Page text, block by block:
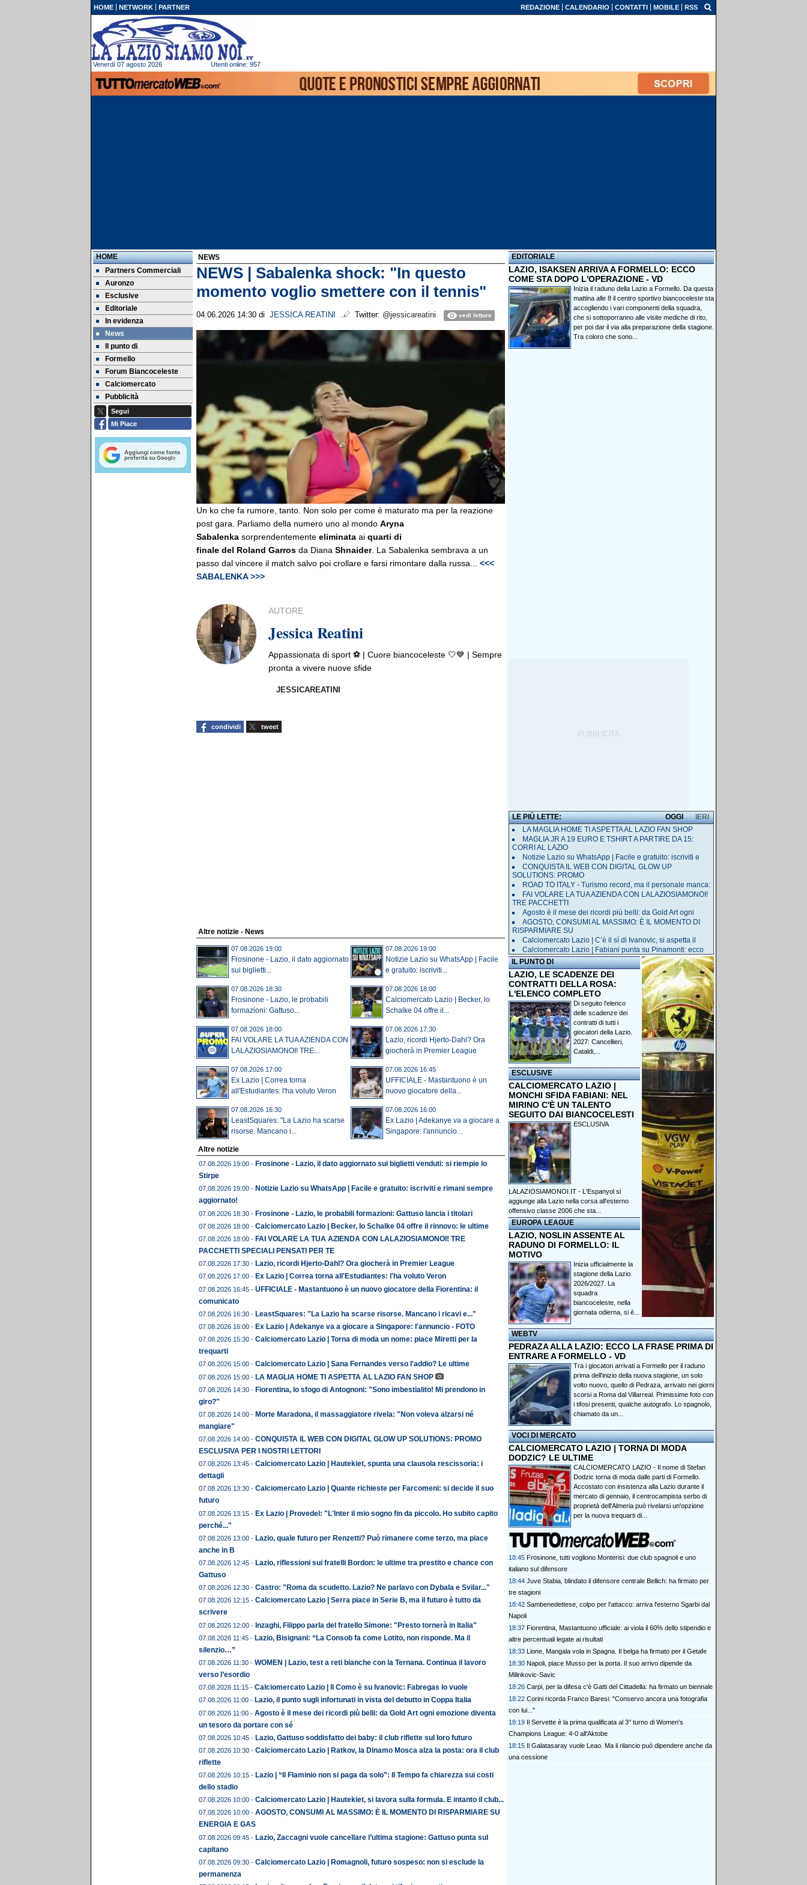
HOME NETWORK PARTNER REDAZIONE CALENDARIO CONTATTI MOBILE RSS
Venerdì 07 agosto 2026 Utenti online: 957
HOME
Partners Commerciali
Auronzo
Esclusive
Editoriale
In evidenza
News
Il punto di
Formello
Forum Biancoceleste
Calciomercato
Pubblicità
Segui
Mi Piace
NEWS
NEWS | Sabalenka shock: "In questo
momento voglio smettere con il tennis"
04.06.2026 14:30 di JESSICA REATINI Twitter: @jessicareatini vedi letture
Un ko che fa rumore, tanto. Non solo per come è maturato ma per la reazione
post gara. Parliamo della numero uno al mondo Aryna
Sabalenka sorprendentemente eliminata ai quarti di
finale del Roland Garros da Diana Shnaider. La Sabalenka sembrava a un
passo dal vincere il match salvo poi crollare e farsi rimontare dalla russa...
<<<
SABALENKA >>>
AUTORE
Jessica Reatini
Appassionata di sport ⚽️ | Cuore biancoceleste 🤍💙 | Sempre
pronta a vivere nuove sfide
JESSICAREATINI
condividi tweet
Altre notizie - News
07.08.2026 19:00
Frosinone - Lazio, il dato aggiornato
sui biglietti...
07.08.2026 19:00
Notizie Lazio su WhatsApp | Facile
e gratuito: iscriviti...
07.08.2026 18:30
Frosinone - Lazio, le probabili
formazioni: Gattuso...
07.08.2026 18:00
Calciomercato Lazio | Becker, lo
Schalke 04 offre il...
07.08.2026 18:00
FAI VOLARE LA TUA AZIENDA CON
LALAZIOSIAMONOI! TRE...
07.08.2026 17:30
Lazio, ricordi Hjerto-Dahl? Ora
giocherà in Premier League
07.08.2026 17:00
Ex Lazio | Correa torna
all'Estudiantes: l'ha voluto Veron
07.08.2026 16:45
UFFICIALE - Mastantuono è un
nuovo giocatore della...
07.08.2026 16:30
LeastSquares: "La Lazio ha scarse
risorse. Mancano i...
07.08.2026 16:00
Ex Lazio | Adekanye va a giocare a
Singapore: l'annuncio...
Altre notizie
07.08.2026 19:00 - Frosinone - Lazio, il dato aggiornato sui biglietti venduti: si riempie lo
Stirpe
07.08.2026 19:00 - Notizie Lazio su WhatsApp | Facile e gratuito: iscriviti e rimani sempre
aggiornato!
07.08.2026 18:30 - Frosinone - Lazio, le probabili formazioni: Gattuso lancia i titolari
07.08.2026 18:00 - Calciomercato Lazio | Becker, lo Schalke 04 offre il rinnovo: le ultime
07.08.2026 18:00 - FAI VOLARE LA TUA AZIENDA CON LALAZIOSIAMONOI! TRE
PACCHETTI SPECIALI PENSATI PER TE
07.08.2026 17:30 - Lazio, ricordi Hjerto-Dahl? Ora giocherà in Premier League
07.08.2026 17:00 - Ex Lazio | Correa torna all'Estudiantes: l'ha voluto Veron
07.08.2026 16:45 - UFFICIALE - Mastantuono è un nuovo giocatore della Fiorentina: il
comunicato
07.08.2026 16:30 - LeastSquares: "La Lazio ha scarse risorse. Mancano i ricavi e..."
07.08.2026 16:00 - Ex Lazio | Adekanye va a giocare a Singapore: l'annuncio - FOTO
07.08.2026 15:30 - Calciomercato Lazio | Torna di moda un nome: piace Miretti per la
trequarti
07.08.2026 15:00 - Calciomercato Lazio | Sana Fernandes verso l'addio? Le ultime
07.08.2026 15:00 - LA MAGLIA HOME TI ASPETTA AL LAZIO FAN SHOP
07.08.2026 14:30 - Fiorentina, lo sfogo di Antognoni: "Sono imbestialito! Mi prendono in
giro?"
07.08.2026 14:00 - Morte Maradona, il massaggiatore rivela: "Non voleva alzarsi né
mangiare"
07.08.2026 14:00 - CONQUISTA IL WEB CON DIGITAL GLOW UP SOLUTIONS: PROMO
ESCLUSIVA PER I NOSTRI LETTORI
07.08.2026 13:45 - Calciomercato Lazio | Hautekiet, spunta una clausola rescissoria: i
dettagli
07.08.2026 13:30 - Calciomercato Lazio | Quante richieste per Farcomeni: si decide il suo
futuro
07.08.2026 13:15 - Ex Lazio | Provedel: "L'Inter il mio sogno fin da piccolo. Ho subito capito
perché..."
07.08.2026 13:00 - Lazio, quale futuro per Renzetti? Può rimanere come terzo, ma piace
anche in B
07.08.2026 12:45 - Lazio, riflessioni sui fratelli Bordon: le ultime tra prestito e chance con
Gattuso
07.08.2026 12:30 - Castro: "Roma da scudetto. Lazio? Ne parlavo con Dybala e Svilar..."
07.08.2026 12:15 - Calciomercato Lazio | Serra piace in Serie B, ma il futuro è tutto da
scrivere
07.08.2026 12:00 - Inzaghi, Filippo parla del fratello Simone: "Presto tornerà in Italia"
07.08.2026 11:45 - Lazio, Bisignani: “La Consob fa come Lotito, non risponde. Ma il
silenzio…”
07.08.2026 11:30 - WOMEN | Lazio, test a reti bianche con la Ternana. Continua il lavoro
verso l’esordio
07.08.2026 11:15 - Calciomercato Lazio | Il Como è su Ivanovic: Fabregas lo vuole
07.08.2026 11:00 - Lazio, il punto sugli infortunati in vista del debutto in Coppa Italia
07.08.2026 11:00 - Agosto è il mese dei ricordi più belli: da Gold Art ogni emozione diventa
un tesoro da portare con sé
07.08.2026 10:45 - Lazio, Gattuso soddisfatto dei baby: il club riflette sul loro futuro
07.08.2026 10:30 - Calciomercato Lazio | Ratkov, la Dinamo Mosca alza la posta: ora il club
riflette
07.08.2026 10:15 - Lazio | “Il Flaminio non si paga da solo”: Il Tempo fa chiarezza sui costi
dello stadio
07.08.2026 10:00 - Calciomercato Lazio | Hautekiet, si lavora sulla formula. E intanto il club...
07.08.2026 10:00 - AGOSTO, CONSUMI AL MASSIMO: È IL MOMENTO DI RISPARMIARE SU
ENERGIA E GAS
07.08.2026 09:45 - Lazio, Zaccagni vuole cancellare l’ultima stagione: Gattuso punta sul
capitano
07.08.2026 09:30 - Calciomercato Lazio | Romagnoli, futuro sospeso: non si esclude la
permanenza
EDITORIALE
LAZIO, ISAKSEN ARRIVA A FORMELLO: ECCO
COME STA DOPO L'OPERAZIONE - VD
Inizia il raduno della Lazio a Formello. Da questa
mattina alle 8 il centro sportivo biancoceleste sta
accogliendo i vari componenti della squadra,
che si sottoporranno alle visite mediche di rito,
per poi dar il via alla preparazione della stagione.
Tra coloro che sono...
LE PIÙ LETTE: IERI
OGGI
LA MAGLIA HOME TI ASPETTA AL LAZIO FAN SHOP
MAGLIA JR A 19 EURO E TSHIRT A PARTIRE DA 15:
CORRI AL LAZIO
Notizie Lazio su WhatsApp | Facile e gratuito: iscriviti e
CONQUISTA IL WEB CON DIGITAL GLOW UP
SOLUTIONS: PROMO
ROAD TO ITALY - Turismo record, ma il personale manca:
FAI VOLARE LA TUA AZIENDA CON LALAZIOSIAMONOI!
TRE PACCHETTI
Agosto è il mese dei ricordi più belli: da Gold Art ogni
AGOSTO, CONSUMI AL MASSIMO: È IL MOMENTO DI
RISPARMIARE SU
Calciomercato Lazio | C’è il sì di Ivanovic, si aspetta il
Calciomercato Lazio | Fabiani punta su Pinamonti: ecco
IL PUNTO DI
LAZIO, LE SCADENZE DEI
CONTRATTI DELLA ROSA:
L'ELENCO COMPLETO
Di seguito l'elenco
delle scadenze dei
contratti di tutti i
giocatori della Lazio.
2027: Cancellieri,
Cataldi,...
ESCLUSIVE
CALCIOMERCATO LAZIO |
MONCHI SFIDA FABIANI: NEL
MIRINO C'È UN TALENTO
SEGUITO DAI BIANCOCELESTI
ESCLUSIVA
LALAZIOSIAMONOI.IT - L'Espanyol si
aggiunge alla Lazio nella corsa all'esterno
offensivo classe 2006 che sta...
EUROPA LEAGUE
LAZIO, NOSLIN ASSENTE AL
RADUNO DI FORMELLO: IL
MOTIVO
Inizia ufficialmente la
stagione della Lazio
2026/2027. La
squadra
biancoceleste, nella
giornata odierna, si è...
WEBTV
PEDRAZA ALLA LAZIO: ECCO LA FRASE PRIMA DI
ENTRARE A FORMELLO - VD
Tra i giocatori arrivati a Formello per il raduno
prima dell'inizio della nuova stagione, un solo
volto nuovo, quello di Pedraza, arrivato nei giorni
scorsi a Roma dal Villarreal. Primissime foto con
i tifosi presenti, qualche autografo. Lo spagnolo,
chiamato da un...
VOCI DI MERCATO
CALCIOMERCATO LAZIO | TORNA DI MODA
DODZIC? LE ULTIME
CALCIOMERCATO LAZIO - Il nome di Stefan
Dodzic torna di moda dalle parti di Formello.
Accostato con insistenza alla Lazio durante il
mercato di gennaio, il centrocampista serbo di
proprietà dell'Almeria può rivelarsi un'opzione
per la nuova trequarti di...
18:45 Frosinone, tutti vogliono Monterisi: due club spagnoli e uno
italiano sul difensore
18:44 Juve Stabia, blindato il difensore centrale Bellich: ha firmato per
tre stagioni
18:42 Sambenedettese, colpo per l'attacco: arriva l'esterno Sgarbi dal
Napoli
18:37 Fiorentina, Mastantuono ufficiale: ai viola il 60% dello stipendio e
altre percentuali legate ai risultati
18:33 Lione, Mangala vola in Spagna. Il belga ha firmato per il Getafe
18:30 Napoli, piace Musso per la porta. Il suo arrivo dipende da
Milinkovic-Savic
18:26 Carpi, per la difesa c'è Gatti del Cittadella: ha firmato un biennale
18:22 Corini ricorda Franco Baresi: "Conservo ancora una fotografia
con lui..."
18:19 Il Servette è la prima qualificata al 3° turno di Women's
Champions League: 4-0 all'Aktobe
18:15 Il Galatasaray vuole Leao. Ma il rilancio può dipendere anche da
una cessione